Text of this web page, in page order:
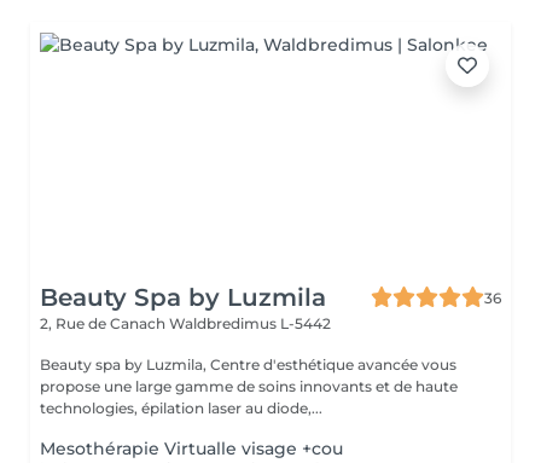
Beauty Spa by Luzmila
36
2, Rue de Canach Waldbredimus L-5442
Beauty spa by Luzmila, Centre d'esthétique avancée vous
propose une large gamme de soins innovants et de haute
technologies, épilation laser au diode,...
Mesothérapie Virtualle visage +cou